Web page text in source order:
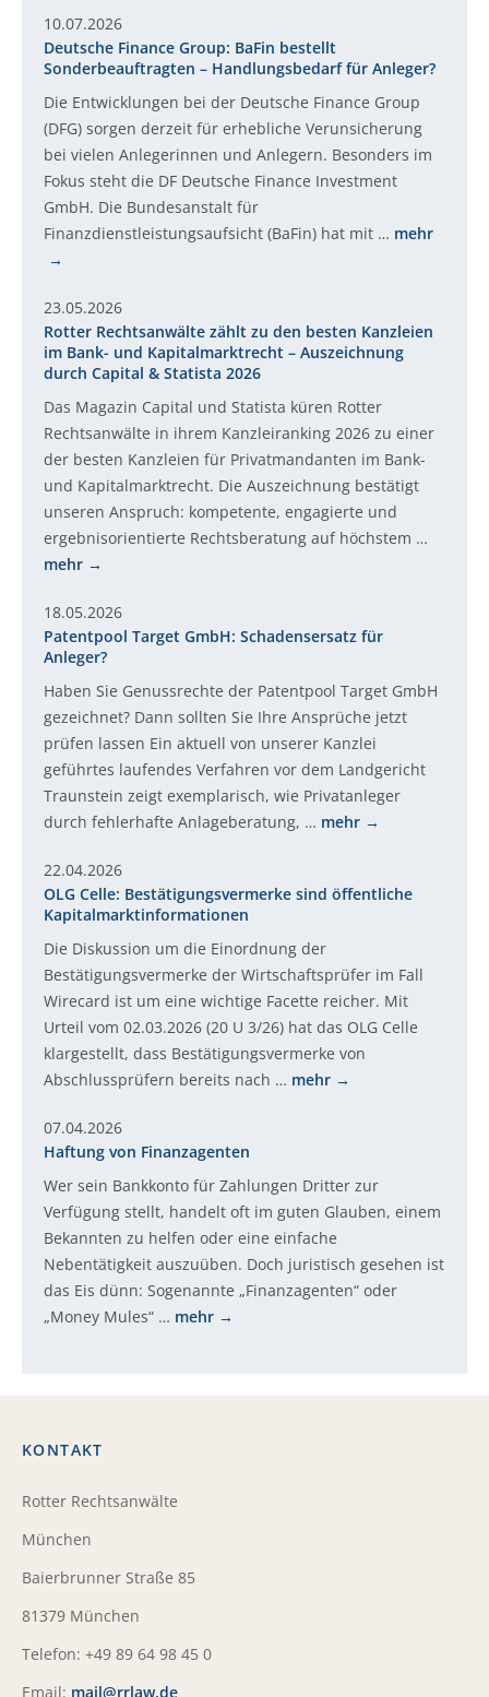
10.07.2026
Deutsche Finance Group: BaFin bestellt
Sonderbeauftragten – Handlungsbedarf für Anleger?
Die Entwicklungen bei der Deutsche Finance Group
(DFG) sorgen derzeit für erhebliche Verunsicherung
bei vielen Anlegerinnen und Anlegern. Besonders im
Fokus steht die DF Deutsche Finance Investment
GmbH. Die Bundesanstalt für
Finanzdienstleistungsaufsicht (BaFin) hat mit … mehr
23.05.2026
Rotter Rechtsanwälte zählt zu den besten Kanzleien
im Bank- und Kapitalmarktrecht – Auszeichnung
durch Capital & Statista 2026
Das Magazin Capital und Statista küren Rotter
Rechtsanwälte in ihrem Kanzleiranking 2026 zu einer
der besten Kanzleien für Privatmandanten im Bank-
und Kapitalmarktrecht. Die Auszeichnung bestätigt
unseren Anspruch: kompetente, engagierte und
ergebnisorientierte Rechtsberatung auf höchstem …
mehr
18.05.2026
Patentpool Target GmbH: Schadensersatz für
Anleger?
Haben Sie Genussrechte der Patentpool Target GmbH
gezeichnet? Dann sollten Sie Ihre Ansprüche jetzt
prüfen lassen Ein aktuell von unserer Kanzlei
geführtes laufendes Verfahren vor dem Landgericht
Traunstein zeigt exemplarisch, wie Privatanleger
durch fehlerhafte Anlageberatung, … mehr
22.04.2026
OLG Celle: Bestätigungsvermerke sind öffentliche
Kapitalmarktinformationen
Die Diskussion um die Einordnung der
Bestätigungsvermerke der Wirtschaftsprüfer im Fall
Wirecard ist um eine wichtige Facette reicher. Mit
Urteil vom 02.03.2026 (20 U 3/26) hat das OLG Celle
klargestellt, dass Bestätigungsvermerke von
Abschlussprüfern bereits nach … mehr
07.04.2026
Haftung von Finanzagenten
Wer sein Bankkonto für Zahlungen Dritter zur
Verfügung stellt, handelt oft im guten Glauben, einem
Bekannten zu helfen oder eine einfache
Nebentätigkeit auszuüben. Doch juristisch gesehen ist
das Eis dünn: Sogenannte „Finanzagenten“ oder
„Money Mules“ … mehr
KONTAKT
Rotter Rechtsanwälte
München
Baierbrunner Straße 85
81379 München
Telefon: +49 89 64 98 45 0
Email: mail@rrlaw.de